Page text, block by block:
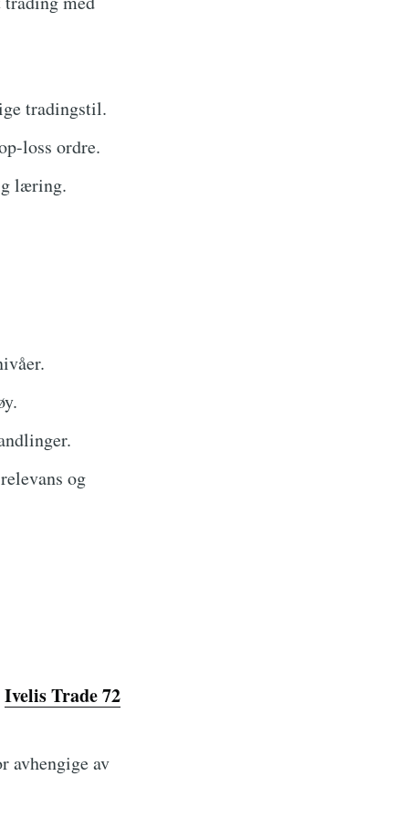
tradingstil.
loss ordre.
læring.
og
Ivelis Trade 72
avhengige av